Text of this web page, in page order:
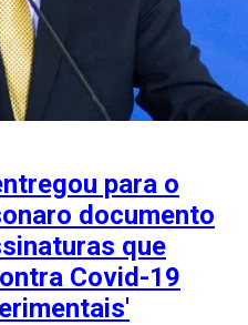
para o
documento
que
Covid-19